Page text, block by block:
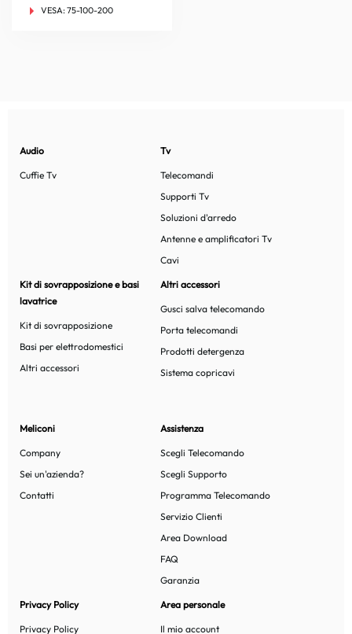
VESA: 75-100-200
Audio
Cuffie Tv
Tv
Telecomandi
Supporti Tv
Soluzioni d'arredo
Antenne e amplificatori Tv
Cavi
Kit di sovrapposizione e basi
lavatrice
Kit di sovrapposizione
Basi per elettrodomestici
Altri accessori
Altri accessori
Gusci salva telecomando
Porta telecomandi
Prodotti detergenza
Sistema copricavi
Meliconi
Company
Sei un'azienda?
Contatti
Assistenza
Scegli Telecomando
Scegli Supporto
Programma Telecomando
Servizio Clienti
Area Download
FAQ
Garanzia
Privacy Policy
Privacy Policy
Area personale
Il mio account